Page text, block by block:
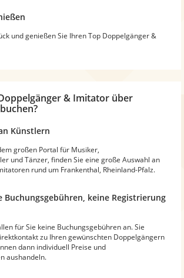
und genießen Sie Ihren Top Doppelgänger &
& Imitator über
Künstlern
großen Portal für Musiker,
und Tänzer, finden Sie eine große Auswahl an
rund um Frankenthal, Rheinland-Pfalz.
Buchungsgebühren, keine Registrierung
für Sie keine Buchungsgebühren an. Sie
zu Ihren gewünschten Doppelgängern
dann individuell Preise und
aushandeln.